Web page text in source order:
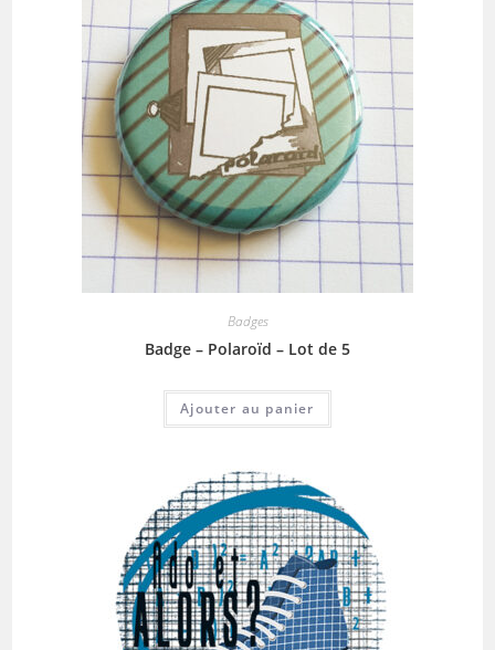
Badges
Badge – Polaroïd – Lot de 5
Ajouter au panier